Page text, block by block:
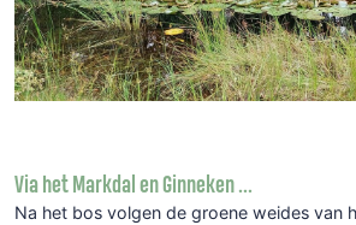
Via het Markdal en Ginneken ...
Na het bos volgen de groene weides van